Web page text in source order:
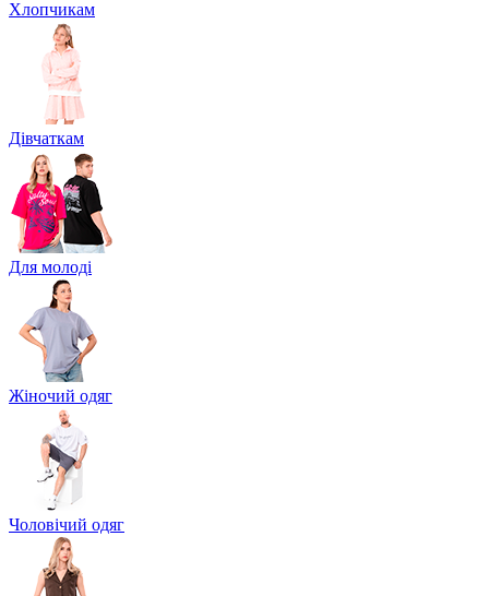
Хлопчикам
Дівчаткам
Для молоді
Жіночий одяг
Чоловічий одяг